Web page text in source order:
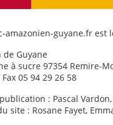
guyane.fr est
de Guyane
à sucre 97354 Remire-
05 94 29 26 58
: Pascal
site : Rosane Fayet,